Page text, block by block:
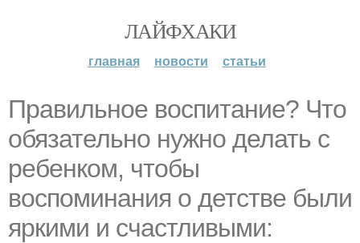
ЛАЙФХАКИ
главная новости статьи
Правильное воспитание? Что
обязательно нужно делать с
ребенком, чтобы
воспоминания о детстве были
яркими и счастливыми: